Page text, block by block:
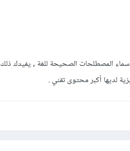
المصطلحات الصحيحة للغة , يفيدك
لديها أكبر محتوى تقني .